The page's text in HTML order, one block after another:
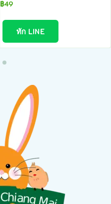
฿49
ทัก LINE